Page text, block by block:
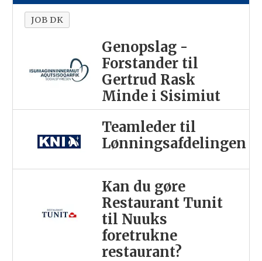
JOB DK
Genopslag -
Forstander til
Gertrud Rask
Minde i Sisimiut
Teamleder til
Lønningsafdelingen
Kan du gøre
Restaurant Tunit
til Nuuks
foretrukne
restaurant?